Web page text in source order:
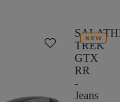
TREK
GTX
RR
-
Jeans
NEW